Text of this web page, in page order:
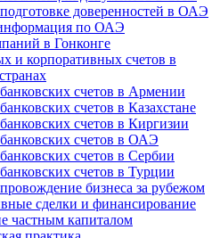
доверенностей в ОАЭ
по ОАЭ
в Гонконге
и корпоративных счетов в
счетов в Армении
счетов в Казахстане
счетов в Киргизии
счетов в ОАЭ
счетов в Сербии
счетов в Турции
бизнеса за рубежом
сделки и финансирование
частным капиталом